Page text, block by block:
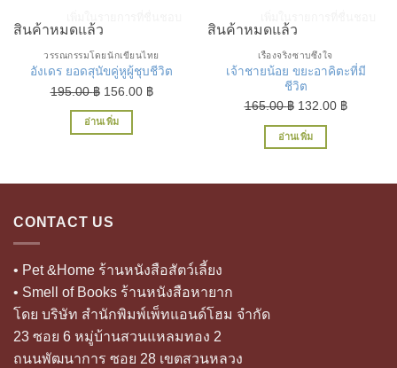
สินค้าหมดแล้ว
วรรณกรรมโดยนักเขียนไทย
อังเดร ยอดสุนัขคู่หูผู้ชุบชีวิต
195.00฿ Original
price
was:
156.00 ฿Current
อ่านเพิ่ม
สินค้าหมดแล้ว
เรื่องจริงซาบซึ้งใจ
เจ้าชายน้อย ขยะอาคิตะที่มี
ชีวิต
165.00฿ Original
price
was:
132.00 ฿Current
อ่านเพิ่ม
CONTACT US
• Pet &Home ร้านหนังสือสัตว์เลี้ยง
• Smell of Books ร้านหนังสือหายาก
โดย บริษัท สำนักพิมพ์เพ็ทแอนด์โฮม จำกัด
23 ซอย 6 หมู่บ้านสวนแหลมทอง 2
ถนนพัฒนาการ ซอย 28 เขตสวนหลวง